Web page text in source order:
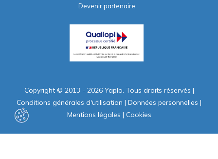
Devenir partenaire
Copyright © 2013 - 2026 Yapla. Tous droits réservés |
Conditions générales d'utilisation | Données personnelles |
Mentions légales | Cookies